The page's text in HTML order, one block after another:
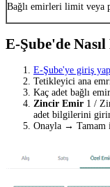
Bağlı emirleri limit veya
E-Şube'de
E-Şube'ye giriş
Tetikleyici ana
Kaç adet bağlı
Zincir Emir 1 /
adet bilgilerini
Onayla → Tamam